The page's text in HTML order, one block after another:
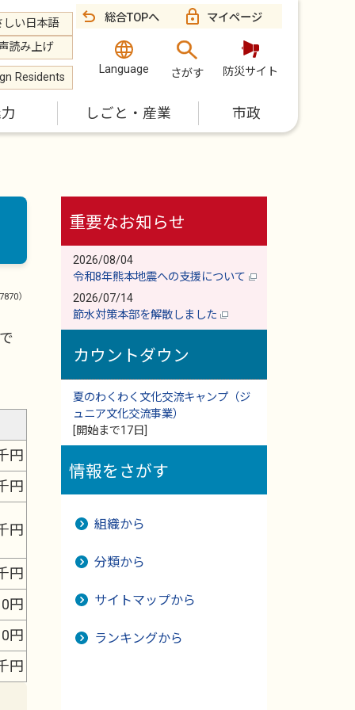
しい日本語
読み上げ
Residents
総合TOPへ マイページ
Language さがす 防災サイト
しごと・産業 市政
）
円
円
円
円
0円
0円
円
重要なお知らせ
2026/08/04
令和8年熊本地震への支援について
2026/07/14
節水対策本部を解散しました
カウントダウン
夏のわくわく文化交流キャンプ（ジ
ュニア文化交流事業）
[開始まで17日]
情報をさがす
組織から
分類から
サイトマップから
ランキングから